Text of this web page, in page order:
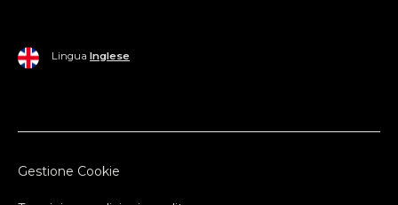
Lingua Inglese
Gestione Cookie